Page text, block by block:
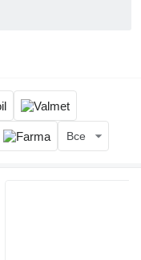
Все